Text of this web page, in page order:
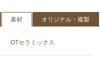
素材 オリジナル・複製
OTセラミックス